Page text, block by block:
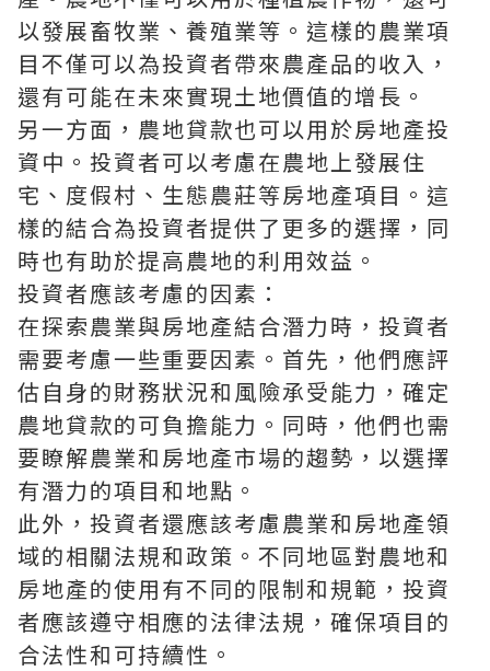
以發展畜牧業、養殖業等。這樣的農業項
目不僅可以為投資者帶來農產品的收入，
還有可能在未來實現土地價值的增長。
另一方面，農地貸款也可以用於房地產投
資中。投資者可以考慮在農地上發展住
宅、度假村、生態農莊等房地產項目。這
樣的結合為投資者提供了更多的選擇，同
時也有助於提高農地的利用效益。
投資者應該考慮的因素：
在探索農業與房地產結合潛力時，投資者
需要考慮一些重要因素。首先，他們應評
估自身的財務狀況和風險承受能力，確定
農地貸款的可負擔能力。同時，他們也需
要瞭解農業和房地產市場的趨勢，以選擇
有潛力的項目和地點。
此外，投資者還應該考慮農業和房地產領
域的相關法規和政策。不同地區對農地和
房地產的使用有不同的限制和規範，投資
者應該遵守相應的法律法規，確保項目的
合法性和可持續性。